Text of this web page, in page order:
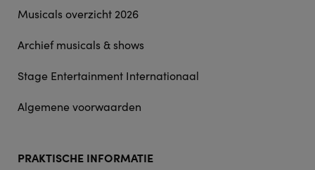
Musicals overzicht 2026
Archief musicals & shows
Stage Entertainment Internationaal
Algemene voorwaarden
PRAKTISCHE INFORMATIE